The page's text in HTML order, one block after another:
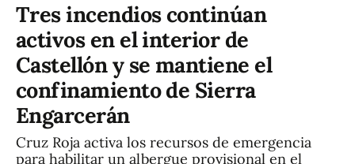
Tres incendios continúan
activos en el interior de
Castellón y se mantiene el
confinamiento de Sierra
Engarcerán
Cruz Roja activa los recursos de emergencia
para habilitar un albergue provisional en el